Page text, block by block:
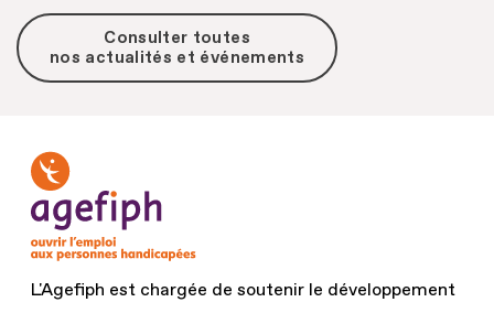
Consulter toutes
nos actualités et événements
L'Agefiph est chargée de soutenir le développement